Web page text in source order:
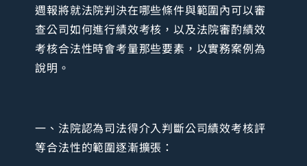
週報將就法院判決在哪些條件與範圍內可以審
查公司如何進行績效考核，以及法院審酌績效
考核合法性時會考量那些要素，以實務案例為
說明。
一、法院認為司法得介入判斷公司績效考核評
等合法性的範圍逐漸擴張：